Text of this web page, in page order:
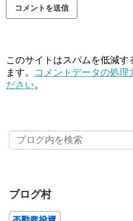
このサイトはスパムを低減
ます。
コメントデータの処理
ださい。
ブログ村